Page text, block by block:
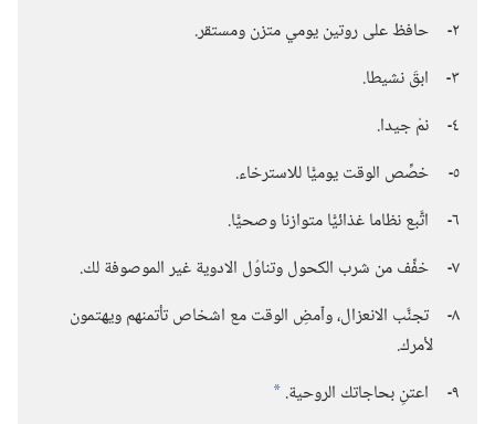
٢‏-‏
حافظ على روتين يومي متزن ومستقر.‏
٣‏-‏
ابقَ نشيطا.‏
٤‏-‏
نمْ جيدا.‏
٥‏-‏
خصِّص الوقت يوميًّا للاسترخاء.‏
٦‏-‏
اتَّبع نظاما غذائيًّا متوازنا وصحيًّا.‏
٧‏-‏
خفِّف من شرب الكحول وتناوُل الادوية غير الموصوفة لك.‏
٨‏-‏
تجنَّب الانعزال،‏ وٱمضِ الوقت مع اشخاص تأتمنهم ويهتمون
لأمرك.‏
٩‏-‏ اعتنِ بحاجاتك الروحية.‏ *